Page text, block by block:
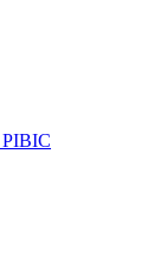
PIBIC